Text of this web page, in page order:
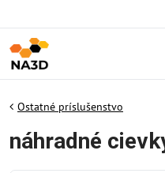
Ostatné príslušenstvo
náhradné